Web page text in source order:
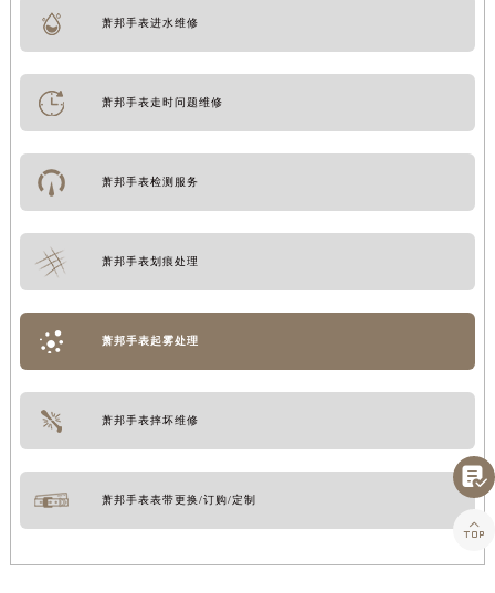
萧邦手表进水维修
萧邦手表走时问题维修
萧邦手表检测服务
萧邦手表划痕处理
萧邦手表起雾处理
萧邦手表摔坏维修
萧邦手表表带更换/订购/定制

